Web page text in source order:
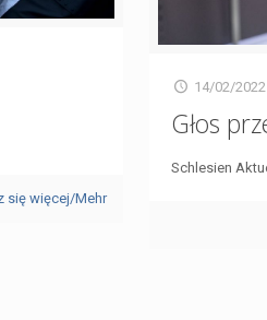
się więcej/Mehr
14/02/2022
Głos
Schlesien